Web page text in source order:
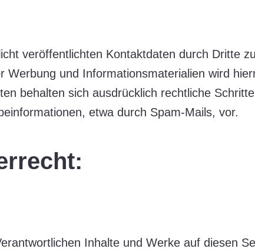
veröffentlichten Kontaktdaten durch Dritte
Werbung und Informationsmaterialien wird
behalten sich ausdrücklich rechtliche
etwa durch Spam-Mails, vor.
Inhalte und Werke auf diesen